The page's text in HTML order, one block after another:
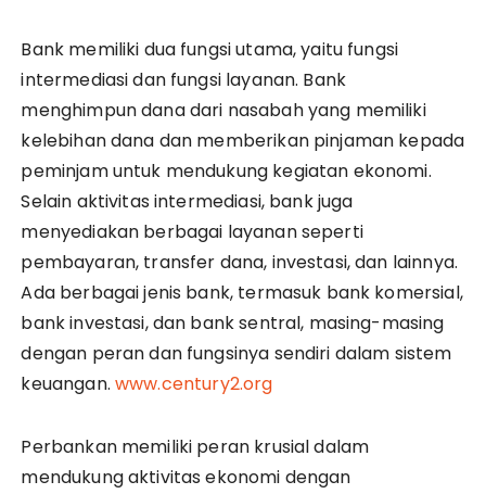
Bank memiliki dua fungsi utama, yaitu fungsi
intermediasi dan fungsi layanan. Bank
menghimpun dana dari nasabah yang memiliki
kelebihan dana dan memberikan pinjaman kepada
peminjam untuk mendukung kegiatan ekonomi.
Selain aktivitas intermediasi, bank juga
menyediakan berbagai layanan seperti
pembayaran, transfer dana, investasi, dan lainnya.
Ada berbagai jenis bank, termasuk bank komersial,
bank investasi, dan bank sentral, masing-masing
dengan peran dan fungsinya sendiri dalam sistem
keuangan. www.century2.org
Perbankan memiliki peran krusial dalam
mendukung aktivitas ekonomi dengan